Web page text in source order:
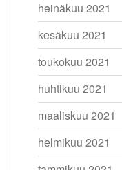
heinäkuu 2021
kesäkuu 2021
toukokuu 2021
huhtikuu 2021
maaliskuu 2021
helmikuu 2021